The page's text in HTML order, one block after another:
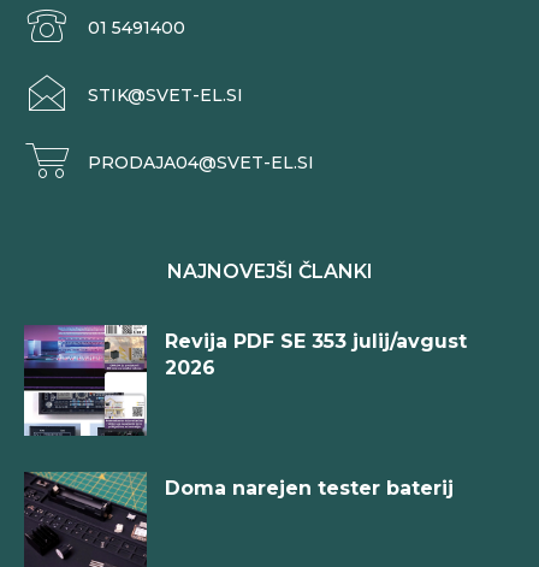
01 5491400
STIK@SVET-EL.SI
PRODAJA04@SVET-EL.SI
NAJNOVEJŠI ČLANKI
Revija PDF SE 353 julij/avgust
2026
Doma narejen tester baterij